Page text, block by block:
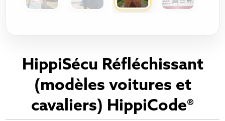
HippiSécu Réfléchissant
(modèles voitures et
cavaliers) HippiCode®